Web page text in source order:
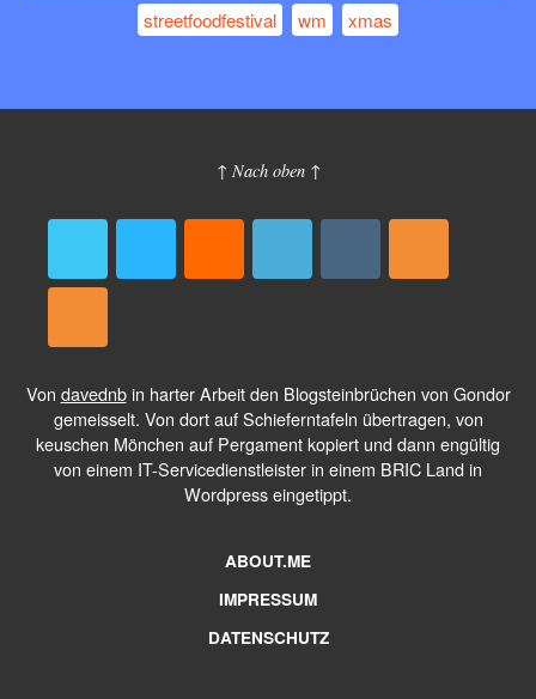
streetfoodfestival
wm xmas
↑ Nach oben ↑
Von davednbin harter Arbeit den Blogsteinbrüchen von Gondor
gemeisselt. Von dort auf Schieferntafeln übertragen, von
keuschen Mönchen auf Pergament kopiert und dann engültig
von einem IT-Servicedienstleister in einem BRIC Land in
Wordpress eingetippt.
ABOUT.ME
IMPRESSUM
DATENSCHUTZ